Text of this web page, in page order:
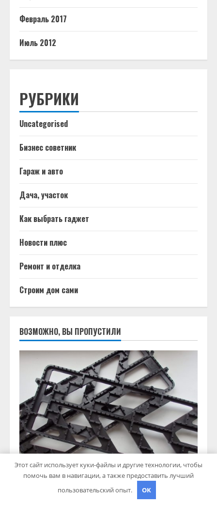
Февраль 2017
Июль 2012
РУБРИКИ
Uncategorised
Бизнес советник
Гараж и авто
Дача, участок
Как выбрать гаджет
Новости плюс
Ремонт и отделка
Строим дом сами
ВОЗМОЖНО, ВЫ ПРОПУСТИЛИ
Гараж и авто
Антипробуксовочные траки: Обзор и Преимущества
Этот сайт использует куки-файлы и другие технологии, чтобы
помочь вам в навигации, а также предоставить лучший
пользовательский опыт.
OK